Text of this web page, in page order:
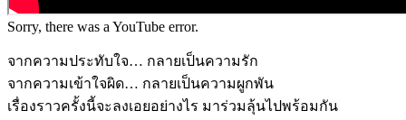
Sorry, there was a YouTube error.
จากความประทับใจ… กลายเป็นความรัก
จากความเข้าใจผิด… กลายเป็นความผูกพัน
เรื่องราวครั้งนี้จะลงเอยอย่างไร มาร่วมลุ้นไปพร้อมกัน